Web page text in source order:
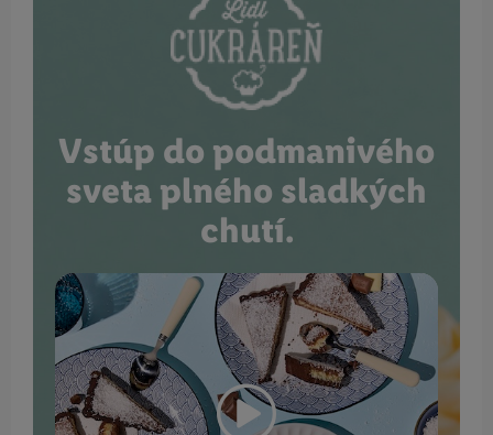
Vstúp do podmanivého
sveta plného sladkých
chutí.